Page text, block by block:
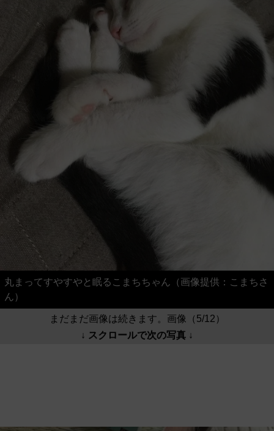
丸まってすやすやと眠るこまちちゃん（画像提供：こまちさ
ん）
まだまだ画像は続きます。画像（5/12）
↓ スクロールで次の写真 ↓